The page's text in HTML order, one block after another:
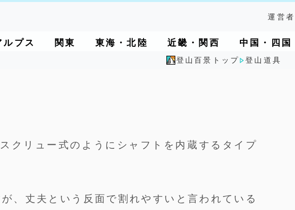
運営者
ルプス 関東 東海・北陸 近畿・関西 中国・四国
登山百景トップ 登山道具
クリュー式のようにシャフトを内蔵するタイプ
、丈夫という反面で割れやすいと言われている